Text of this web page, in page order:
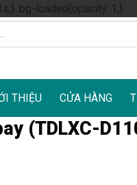
.bg-loaded{opacity: 1;}Skip
to
THIỆU CỬA HÀNG
(TDLXC-